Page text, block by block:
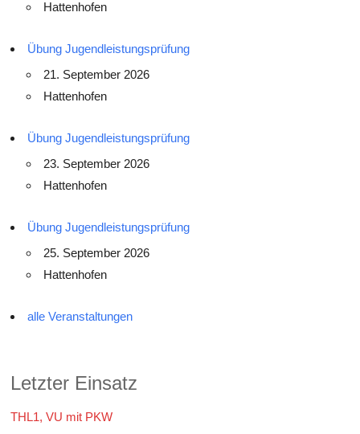
Hattenhofen
Übung Jugendleistungsprüfung
21. September 2026
Hattenhofen
Übung Jugendleistungsprüfung
23. September 2026
Hattenhofen
Übung Jugendleistungsprüfung
25. September 2026
Hattenhofen
alle Veranstaltungen
Letzter Einsatz
THL1, VU mit PKW